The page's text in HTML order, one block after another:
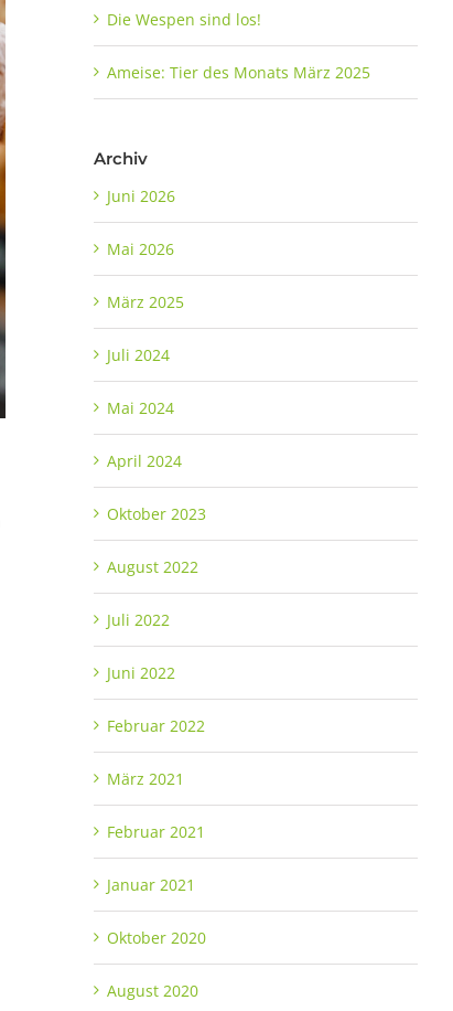
Die Wespen sind los!
Ameise: Tier des Monats März 2025
Archiv
Juni 2026
Mai 2026
März 2025
Juli 2024
Mai 2024
April 2024
Oktober 2023
August 2022
Juli 2022
Juni 2022
Februar 2022
März 2021
Februar 2021
Januar 2021
Oktober 2020
August 2020